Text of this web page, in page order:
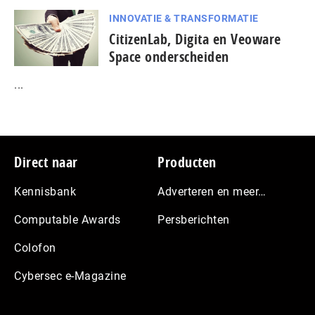
INNOVATIE & TRANSFORMATIE
CitizenLab, Digita en Veoware
Space onderscheiden
...
Footer
Direct naar
Kennisbank
Computable Awards
Colofon
Cybersec e-Magazine
Producten
Adverteren en meer…
Persberichten